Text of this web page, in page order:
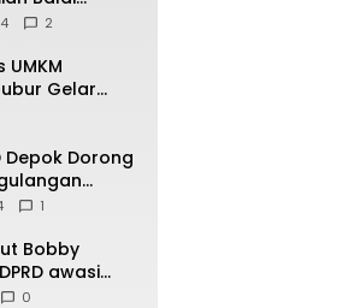
: Wadah
2
UMKM
Gelar
di Cisarua,
Depok Dorong
1
Bobby
awasi
di
0